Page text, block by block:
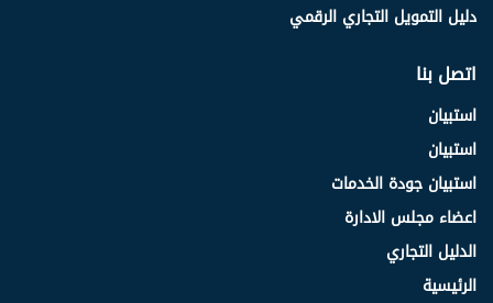
دليل التمويل التجاري الرقمي
اتصل بنا
استبيان
استبيان
استبيان جودة الخدمات
اعضاء مجلس الادارة
الدليل التجاري
الرئيسية